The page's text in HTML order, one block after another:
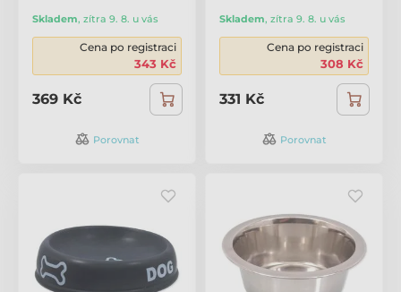
Skladem, zítra 9. 8. u vás
Cena po registraci
343 Kč
369 Kč
Porovnat
Skladem, zítra 9. 8. u vás
Cena po registraci
308 Kč
331 Kč
Porovnat